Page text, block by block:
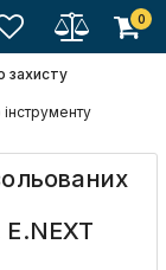
0
захисту